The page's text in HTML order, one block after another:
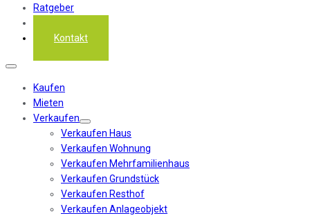
Ratgeber
Kontakt
Kaufen
Mieten
Verkaufen
Verkaufen Haus
Verkaufen Wohnung
Verkaufen Mehrfamilienhaus
Verkaufen Grundstück
Verkaufen Resthof
Verkaufen Anlageobjekt